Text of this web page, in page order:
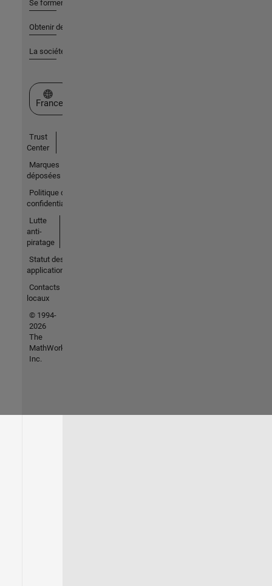
Se former
Obtenir de l'aide
La société
Sélectionner un site web
France
Trust
Center
Marques
déposées
Politique de
confidentialité
Lutte
anti-
piratage
Statut des
applications
Contacts
locaux
© 1994-
2026
The
MathWorks,
Inc.